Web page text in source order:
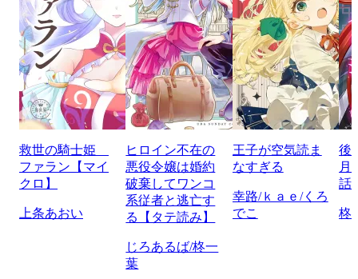
救世の騎士姫
ファラン【マイ
クロ】
上条あおい
ヒロイン不在の
悪役令嬢は婚約
破棄してワンコ
系従者と逃亡す
る【タテ読み】
じろあるば/柊一
葉
王子が空気読ま
なすぎる
幸路/ｋａｅ/くろ
でこ
後
月
話
柊